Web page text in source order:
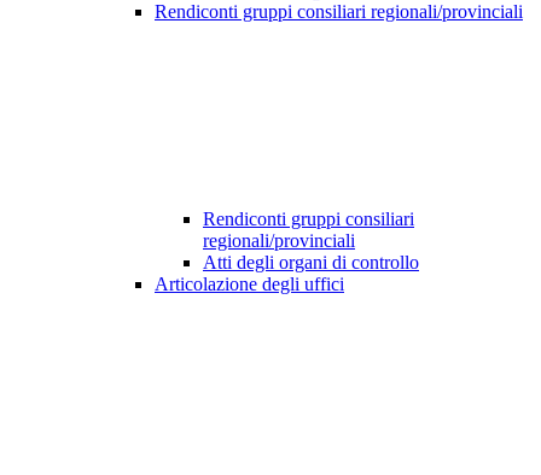
Rendiconti gruppi consiliari regionali/provinciali
Rendiconti gruppi consiliari
regionali/provinciali
Atti degli organi di controllo
Articolazione degli uffici